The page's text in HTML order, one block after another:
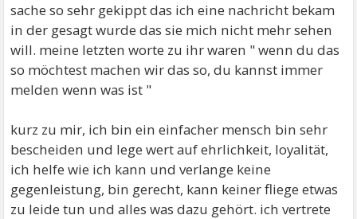
sache so sehr gekippt das ich eine nachricht bekam
in der gesagt wurde das sie mich nicht mehr sehen
will. meine letzten worte zu ihr waren " wenn du das
so möchtest machen wir das so, du kannst immer
melden wenn was ist "
kurz zu mir, ich bin ein einfacher mensch bin sehr
bescheiden und lege wert auf ehrlichkeit, loyalität,
ich helfe wie ich kann und verlange keine
gegenleistung, bin gerecht, kann keiner fliege etwas
zu leide tun und alles was dazu gehört. ich vertrete